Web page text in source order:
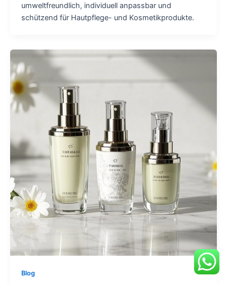
umweltfreundlich, individuell anpassbar und
schützend für Hautpflege- und Kosmetikprodukte.
Blog